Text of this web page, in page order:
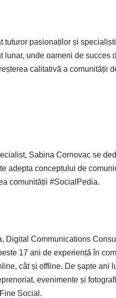
tuturor pasionaților și
lunar, unde oameni de
calitativă a comunității
Sabina Cornovac se
adepta conceptului de
comunității #SocialPedia.
Digital Communications
17 ani de experiență în
cât și offline. De șapte ani
evenimente și
Social.